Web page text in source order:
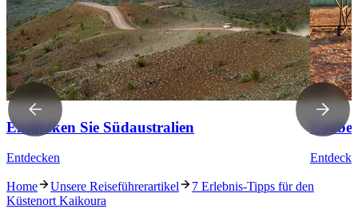
Entdecken Sie Südaustralien
Entdecken
Home Unsere Reiseführerartikel
7 Erlebnis-Tipps für den
Küstenort Kaikoura